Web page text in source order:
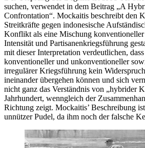
suchen, verwendet in dem Beitrag „A
Confrontation“. Mockaitis beschreibt den
Streitkräfte gegen indonesische
Konflikt als eine Mischung
Intensität und Partisanenkriegsführung
mit dieser ­Interpretation verdeutlichen,
konventioneller und unkonventioneller
irregulärer Kriegsführung kein
ineinander übergehen können und sich
nicht ganz das Verständnis von „hybrider
Jahrhundert, wenngleich der
Richtung zeigt. Mockaitis’ Beschreibung
unnützer Pudel, da ihm noch der falsche